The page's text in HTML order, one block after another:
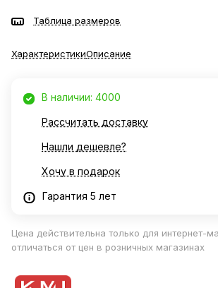
Таблица размеров
ХарактеристикиОписание
В наличии: 4000
Рассчитать доставку
Нашли дешевле?
Хочу в подарок
Гарантия 5 лет
Цена действительна только для интернет-
отличаться от цен в розничных магазинах